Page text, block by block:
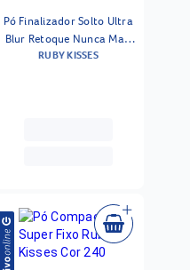
Pó Finalizador Solto Ultra
Blur Retoque Nunca Mais
Ruby Kisses Tan
RUBY KISSES